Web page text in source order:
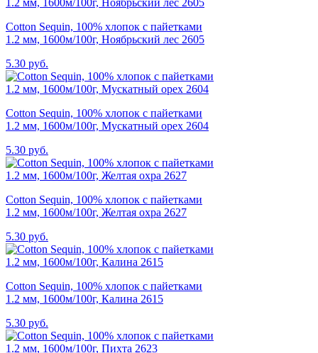
Cotton Sequin, 100% хлопок с пайетками
1.2 мм, 1600м/100г, Ноябрьский лес 2605
5.30 руб.
Cotton Sequin, 100% хлопок с пайетками
1.2 мм, 1600м/100г, Мускатный орех 2604
5.30 руб.
Cotton Sequin, 100% хлопок с пайетками
1.2 мм, 1600м/100г, Желтая охра 2627
5.30 руб.
Cotton Sequin, 100% хлопок с пайетками
1.2 мм, 1600м/100г, Калина 2615
5.30 руб.